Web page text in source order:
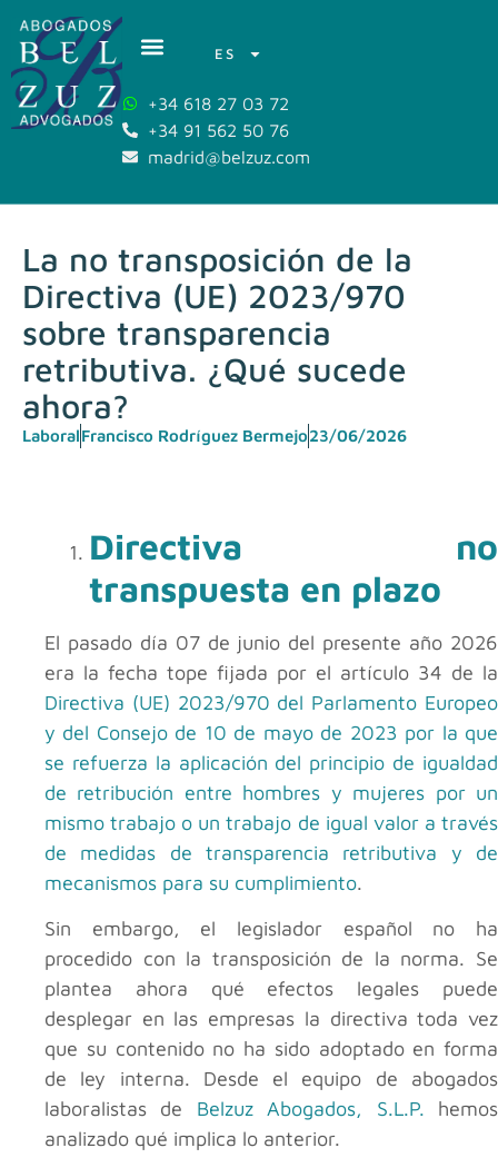
ES
+34 618 27 03 72
+34 91 562 50 76
madrid@belzuz.com
La no transposición de la
Directiva (UE) 2023/970
sobre transparencia
retributiva. ¿Qué sucede
ahora?
LaboralFrancisco Rodríguez Bermejo23/06/2026
Directiva no
transpuesta en plazo
El pasado día 07 de junio del presente año 2026
era la fecha tope fijada por el artículo 34 de la
Directiva (UE) 2023/970 del Parlamento Europeo
y del Consejo de 10 de mayo de 2023 por la que
se refuerza la aplicación del principio de igualdad
de retribución entre hombres y mujeres por un
mismo trabajo o un trabajo de igual valor a través
de medidas de transparencia retributiva y de
mecanismos para su cumplimiento.
Sin embargo, el legislador español no ha
procedido con la transposición de la norma. Se
plantea ahora qué efectos legales puede
desplegar en las empresas la directiva toda vez
que su contenido no ha sido adoptado en forma
de ley interna. Desde el equipo de abogados
laboralistas de Belzuz Abogados, S.L.P. hemos
analizado qué implica lo anterior.